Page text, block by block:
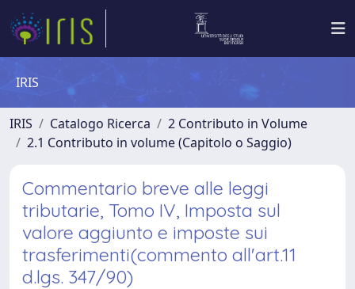
IRIS
IRIS Catalogo Ricerca
2 Contributo in Volume
2.1 Contributo in volume (Capitolo o Saggio)
Commentario breve alle leggi
tributarie, Tomo IV, Imposta sul
valore aggiunto e imposte sui
trasferimenti(commento all'art.11
d.lgs. 347/90)